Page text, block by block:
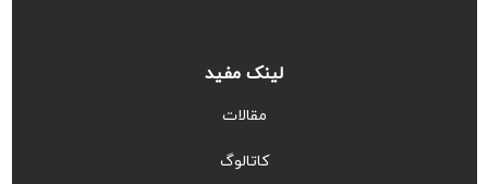
لینک مفید
مقالات
کاتالوگ